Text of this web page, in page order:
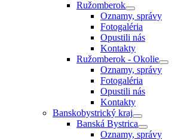
Ružomberok
Oznamy, správy
Fotogaléria
Opustili nás
Kontakty
Ružomberok - Okolie
Oznamy, správy
Fotogaléria
Opustili nás
Kontakty
Banskobystrický kraj
Banská Bystrica
Oznamy, správy